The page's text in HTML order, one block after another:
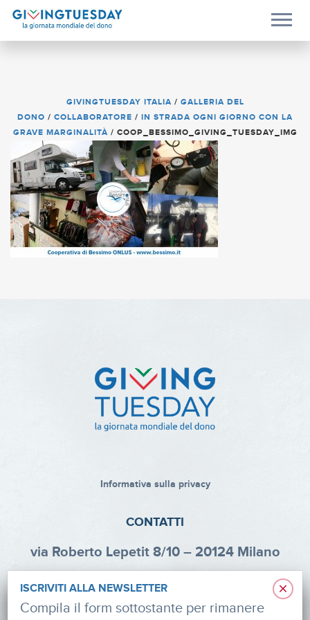
GIVINGTUESDAY ITALIA / GALLERIA DEL
DONO / COLLABORATORE / IN STRADA OGNI GIORNO CON LA
GRAVE MARGINALITÀ / COOP_BESSIMO_GIVING_TUESDAY_IMG
Informativa sulla privacy
CONTATTI
via Roberto Lepetit 8/10 – 20124 Milano
Tel: +39 02 47924880
×
ISCRIVITI ALLA NEWSLETTER
Compila il form sottostante per rimanere